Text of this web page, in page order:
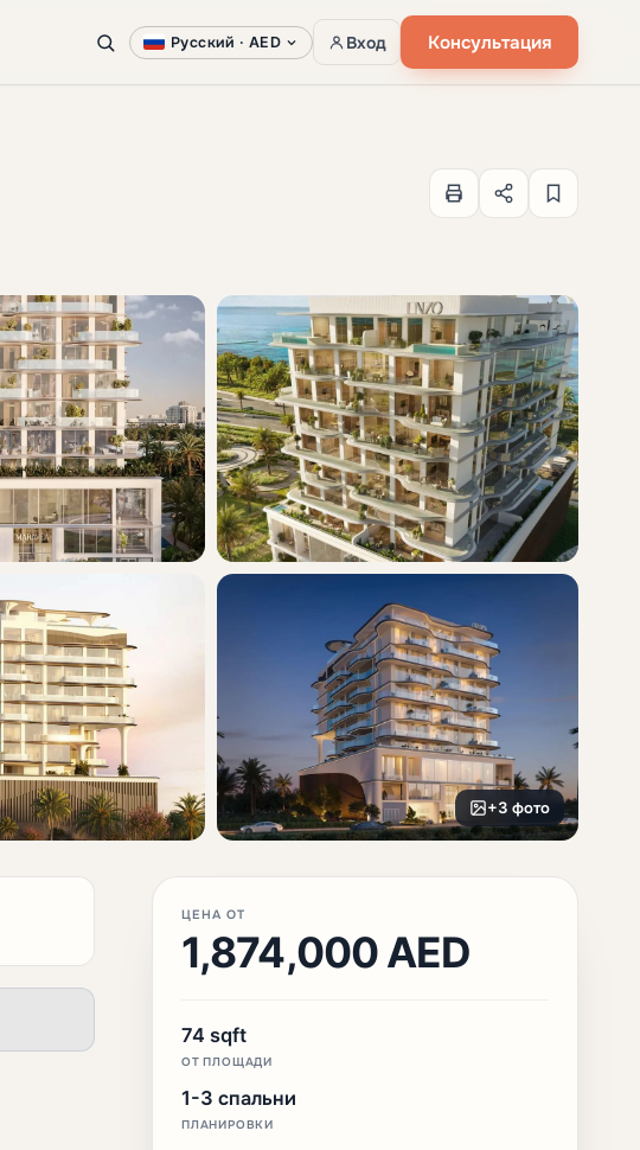
Русский · AED Вход Консультация
+3 фото
ЦЕНА ОТ
1,874,000 AED
74 sqft
ОТ ПЛОЩАДИ
1-3 спальни
ПЛАНИРОВКИ